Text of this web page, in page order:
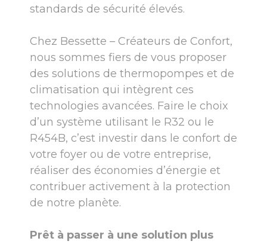
standards de sécurité élevés.
Chez Bessette – Créateurs de Confort,
nous sommes fiers de vous proposer
des solutions de thermopompes et de
climatisation qui intègrent ces
technologies avancées. Faire le choix
d’un système utilisant le R32 ou le
R454B, c’est investir dans le confort de
votre foyer ou de votre entreprise,
réaliser des économies d’énergie et
contribuer activement à la protection
de notre planète.
Prêt à passer à une solution plus